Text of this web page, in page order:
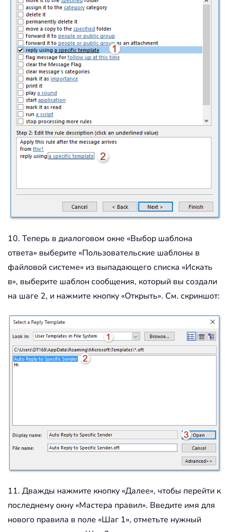
10. Теперь в диалоговом окне «Выбор шаблона
ответа» выберите «Пользовательские шаблоны в
файловой системе» из выпадающего списка «Искать
в», выберите шаблон сообщения, который вы создали
на шаге 2, и нажмите кнопку «Открыть». См. скриншот:
11. Дважды нажмите кнопку «Далее», чтобы перейти к
последнему окну «Мастера правил». Введите имя для
нового правила в поле «Шаг 1», отметьте нужный